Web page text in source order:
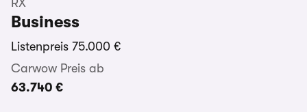
RX
Business
Listenpreis 75.000 €
Carwow Preis ab
63.740 €